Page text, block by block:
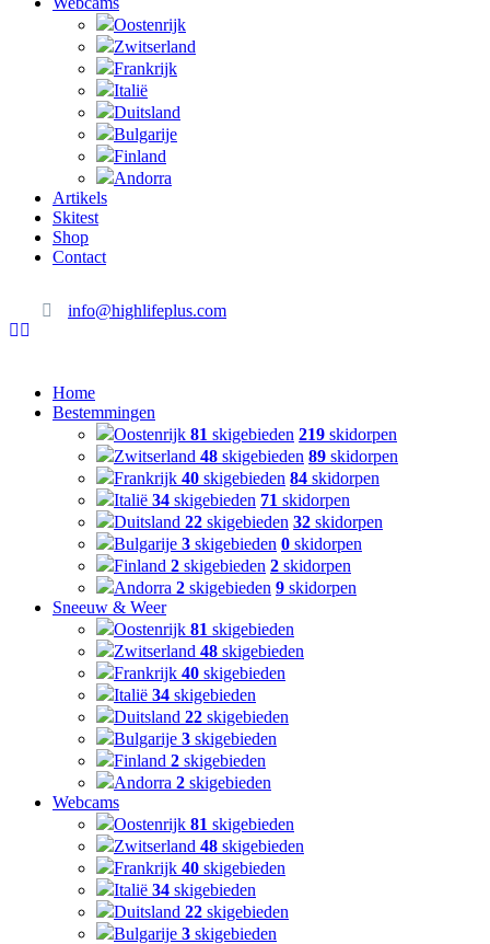
Oostenrijk
Zwitserland
Frankrijk
Italië
Duitsland
Bulgarije
Finland
Andorra
Artikels
Skitest
Shop
Contact
info@highlifeplus.com
Home
Bestemmingen
Oostenrijk 81 skigebieden 219 skidorpen
Zwitserland 48 skigebieden 89 skidorpen
Frankrijk 40 skigebieden 84 skidorpen
Italië 34 skigebieden 71 skidorpen
Duitsland 22 skigebieden 32 skidorpen
Bulgarije 3 skigebieden 0 skidorpen
Finland 2 skigebieden 2 skidorpen
Andorra 2 skigebieden 9 skidorpen
Sneeuw & Weer
Oostenrijk 81 skigebieden
Zwitserland 48 skigebieden
Frankrijk 40 skigebieden
Italië 34 skigebieden
Duitsland 22 skigebieden
Bulgarije 3 skigebieden
Finland 2 skigebieden
Andorra 2 skigebieden
Webcams
Oostenrijk 81 skigebieden
Zwitserland 48 skigebieden
Frankrijk 40 skigebieden
Italië 34 skigebieden
Duitsland 22 skigebieden
Bulgarije 3 skigebieden